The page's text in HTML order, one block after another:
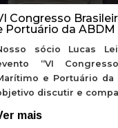
Congresso
Portuário da ABDM
sócio Lucas
“VI
e Portuário da
discutir e
mais